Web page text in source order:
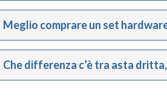
Meglio comprare un set
Che differenza c’è tra asta